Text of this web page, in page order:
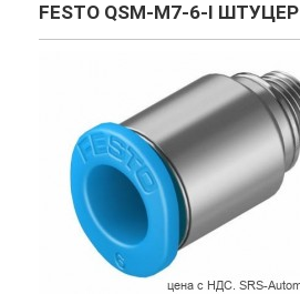
FESTO QSM-M7-6-I ШТУЦЕР